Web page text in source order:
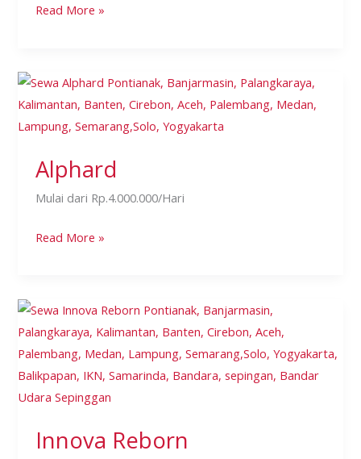
Read More »
Alphard
Mulai dari Rp.4.000.000/Hari
Alphard
Read More »
Innova Reborn
Innova
Reborn